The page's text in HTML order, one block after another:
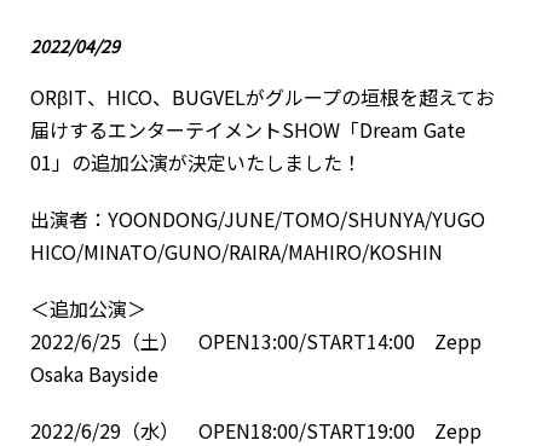
2022/04/29
ORβIT、HICO、BUGVELがグループの垣根を超えてお
届けするエンターテイメントSHOW「Dream Gate
01」の追加公演が決定いたしました！
出演者：YOONDONG/JUNE/TOMO/SHUNYA/YUGO
HICO/MINATO/GUNO/RAIRA/MAHIRO/KOSHIN
＜追加公演＞
2022/6/25（土） OPEN13:00/START14:00 Zepp
Osaka Bayside
2022/6/29（水） OPEN18:00/START19:00 Zepp